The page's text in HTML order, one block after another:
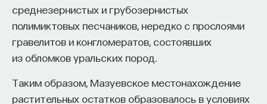
среднезернистых и грубозернистых
полимиктовых песчаников, нередко с прослоями
гравелитов и конгломератов, состоявших
из обломков уральских пород.
Таким образом, Мазуевское местонахождение
растительных остатков образовалось в условиях